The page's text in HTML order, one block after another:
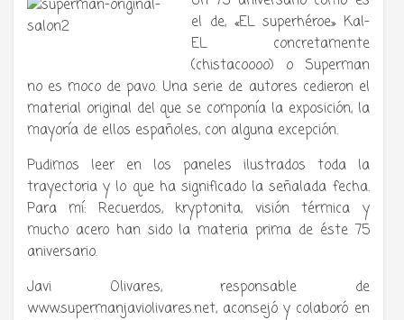
el de, «EL superhéroe» Kal-
EL concretamente
(chistacoooo) o Superman
no es moco de pavo. Una serie de autores cedieron el
material original del que se componía la exposición, la
mayoría de ellos españoles, con alguna excepción.
Pudimos leer en los paneles ilustrados toda la
trayectoria y lo que ha significado la señalada fecha.
Para mí: Recuerdos, kryptonita, visión térmica y
mucho acero han sido la materia prima de éste 75
aniversario.
Javi Olivares, responsable de
www.supermanjaviolivares.net, aconsejó y colaboró en